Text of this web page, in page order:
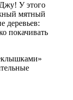
У этого
мятный
деревьев:
покачивать